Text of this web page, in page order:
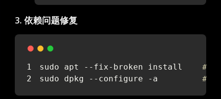
3. 依赖问题修复
sudo apt --fix-broken install # 自
sudo dpkg --configure -a # 配